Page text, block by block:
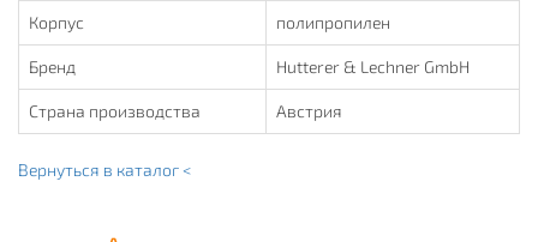
Корпус полипропилен
Бренд Hutterer & Lechner GmbH
Страна производства Австрия
Вернуться в каталог <